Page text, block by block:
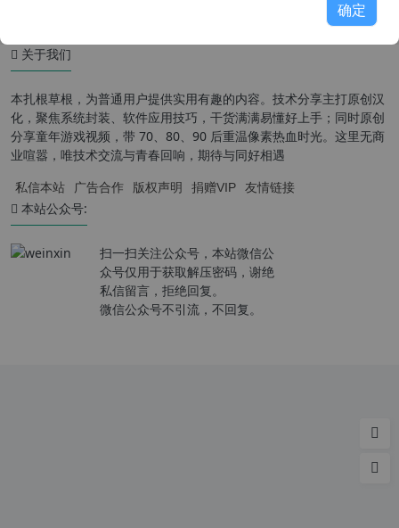
关于我们
本扎根草根，为普通用户提供实用有趣的内容。技术分享主打原创汉
化，聚焦系统封装、软件应用技巧，干货满满易懂好上手；同时原创
分享童年游戏视频，带 70、80、90 后重温像素热血时光。这里无商
业喧嚣，唯技术交流与青春回响，期待与同好相遇
私信本站 广告合作 版权声明 捐赠VIP 友情链接
本站公众号:
扫一扫关注公众号，本站微信公
众号仅用于获取解压密码，谢绝
私信留言，拒绝回复。
微信公众号不引流，不回复。
确定